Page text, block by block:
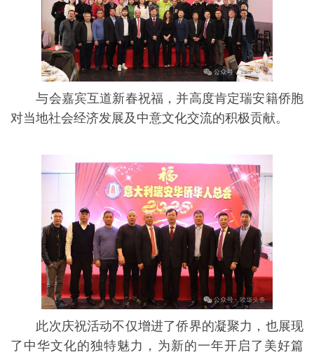
与会嘉宾互道新春祝福，并高度肯定瑞安籍侨胞
对当地社会经济发展及中意文化交流的积极贡献。
此次庆祝活动不仅增进了侨界的凝聚力，也展现
了中华文化的独特魅力，为新的一年开启了美好篇